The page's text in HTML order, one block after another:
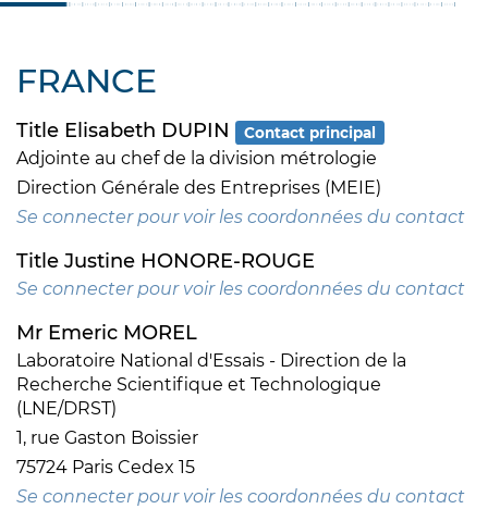
FRANCE
Title Elisabeth DUPIN Contact principal
Adjointe au chef de la division métrologie
Direction Générale des Entreprises (MEIE)
Se connecter pour voir les coordonnées du contact
Title Justine HONORE-ROUGE
Se connecter pour voir les coordonnées du contact
Mr Emeric MOREL
Laboratoire National d'Essais - Direction de la
Recherche Scientifique et Technologique
(LNE/DRST)
1, rue Gaston Boissier
75724 Paris Cedex 15
Se connecter pour voir les coordonnées du contact